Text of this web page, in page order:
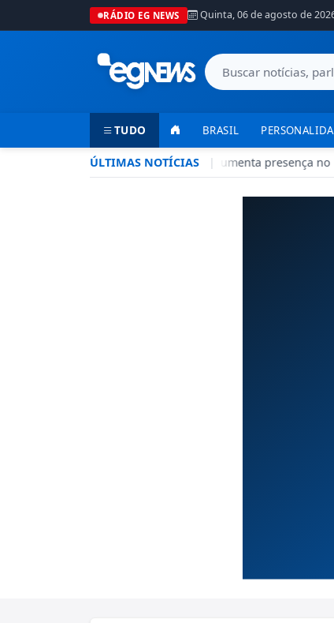
RÁDIO EG NEWS Quinta, 06 de agosto de
TUDO BRASIL
ÚLTIMAS NOTÍCIAS |
Rede CADE aumenta presença no